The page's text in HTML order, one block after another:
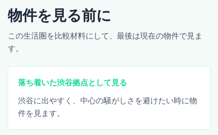
物件を見る前に
この生活圏を比較材料にして、最後は現在の物件で見ま
す。
落ち着いた渋谷拠点として見る
渋谷に出やすく、中心の騒がしさを避けたい時に物
件を見ます。